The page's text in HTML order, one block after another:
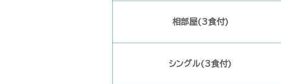
相部屋(3食付)
シングル(3食付)